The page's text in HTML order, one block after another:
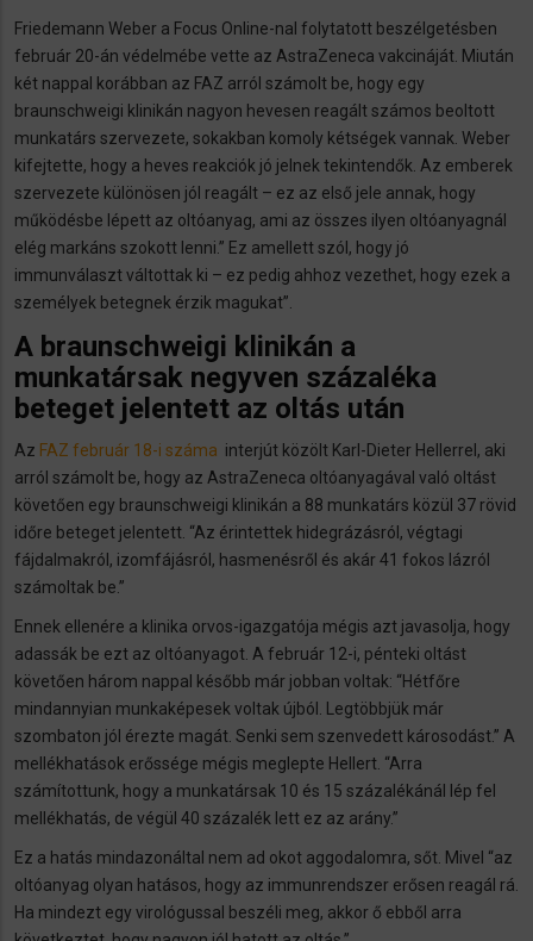
Friedemann Weber a Focus Online-nal folytatott beszélgetésben
február 20-án védelmébe vette az AstraZeneca vakcináját. Miután
két nappal korábban az FAZ arról számolt be, hogy egy
braunschweigi klinikán nagyon hevesen reagált számos beoltott
munkatárs szervezete, sokakban komoly kétségek vannak. Weber
kifejtette, hogy a heves reakciók jó jelnek tekintendők. Az emberek
szervezete különösen jól reagált – ez az első jele annak, hogy
működésbe lépett az oltóanyag, ami az összes ilyen oltóanyagnál
elég markáns szokott lenni.” Ez amellett szól, hogy jó
immunválaszt váltottak ki – ez pedig ahhoz vezethet, hogy ezek a
személyek betegnek érzik magukat”.
A braunschweigi klinikán a
munkatársak negyven százaléka
beteget jelentett az oltás után
Az FAZ február 18-i száma interjút közölt Karl-Dieter Hellerrel, aki
arról számolt be, hogy az AstraZeneca oltóanyagával való oltást
követően egy braunschweigi klinikán a 88 munkatárs közül 37 rövid
időre beteget jelentett. “Az érintettek hidegrázásról, végtagi
fájdalmakról, izomfájásról, hasmenésről és akár 41 fokos lázról
számoltak be.”
Ennek ellenére a klinika orvos-igazgatója mégis azt javasolja, hogy
adassák be ezt az oltóanyagot. A február 12-i, pénteki oltást
követően három nappal később már jobban voltak: “Hétfőre
mindannyian munkaképesek voltak újból. Legtöbbjük már
szombaton jól érezte magát. Senki sem szenvedett károsodást.” A
mellékhatások erőssége mégis meglepte Hellert. “Arra
számítottunk, hogy a munkatársak 10 és 15 százalékánál lép fel
mellékhatás, de végül 40 százalék lett ez az arány.”
Ez a hatás mindazonáltal nem ad okot aggodalomra, sőt. Mivel “az
oltóanyag olyan hatásos, hogy az immunrendszer erősen reagál rá.
Ha mindezt egy virológussal beszéli meg, akkor ő ebből arra